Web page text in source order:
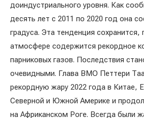
доиндустриального уровня. Как
десять лет с 2011 по 2020 год она
градуса. Эта тенденция сохранится,
атмосфере содержится рекордное
парниковых газов. Последствия
очевидными. Глава ВМО Петтери
рекордную жару 2022 года в Китае,
Северной и Южной Америке и
на Африканском Роге. Всегда были